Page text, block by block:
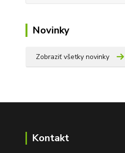
Novinky
Zobraziť všetky novinky
Kontakt